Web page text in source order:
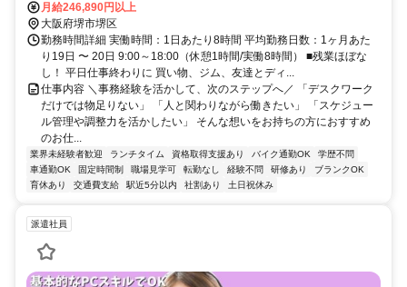
月給246,890円以上
大阪府堺市堺区
勤務時間詳細 実働時間：1日あたり8時間 平均勤務日数：1ヶ月あた
り19日 〜 20日 9:00～18:00（休憩1時間/実働8時間） ■残業ほぼな
し！ 平日仕事終わりに 買い物、ジム、友達とディ...
仕事内容 ＼事務経験を活かして、次のステップへ／ 「デスクワーク
だけでは物足りない」 「人と関わりながら働きたい」 「スケジュー
ル管理や調整力を活かしたい」 そんな想いをお持ちの方におすすめ
のお仕...
業界未経験者歓迎 ランチタイム 資格取得支援あり バイク通勤OK
学歴不問
車通勤OK
固定時間制 職場見学可 転勤なし 経験不問 研修あり
ブランクOK
育休あり
交通費支給 駅近5分以内 社割あり 土日祝休み
派遣社員